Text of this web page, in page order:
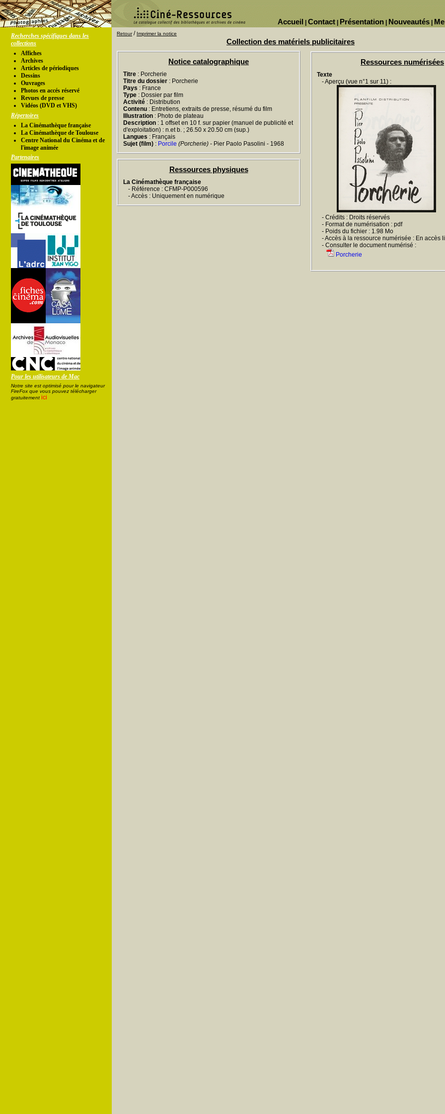
Nouveautés
Présentation
Contact
Accueil
Recherches spécifiques dans les
collections
Affiches
Archives
Articles de périodiques
Dessins
Ouvrages
Photos en accés réservé
Revues de presse
Vidéos (DVD et VHS)
Répertoires
La Cinémathèque française
La Cinémathèque de Toulouse
Centre National du Cinéma et de
l'image animée
Partenaires
Pour les utilisateurs de Mac
Notre site est optimisé pour le navigateur
FireFox que vous pouvez télécharger
gratuitement ici
Retour/ Imprimer la notice
Collection des matériels publicitaires
Notice catalographique
Titre : Porcherie
Titre du dossier : Porcherie
Pays : France
Type : Dossier par film
Activité : Distribution
Contenu : Entretiens, extraits de presse, résumé du film
Illustration : Photo de plateau
Description : 1 offset en 10 f. sur papier (manuel de publicité et
d'exploitation) : n.et b. ; 26.50 x 20.50 cm (sup.)
Langues : Français
Sujet (film) : Porcile (Porcherie) - Pier Paolo Pasolini - 1968
Ressources physiques
La Cinémathèque française
- Référence : CFMP-P000596
- Accès : Uniquement en numérique
Ressources numérisées
Texte
- Aperçu (vue n°1 sur 11) :
- Crédits : Droits réservés
- Format de numérisation : pdf
- Poids du fichier : 1.98 Mo
- Accès à la ressource numérisée : En accès
- Consulter le document numérisé :
Porcherie